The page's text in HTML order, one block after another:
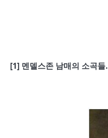
[1] 멘델스존 남매의 소곡들.